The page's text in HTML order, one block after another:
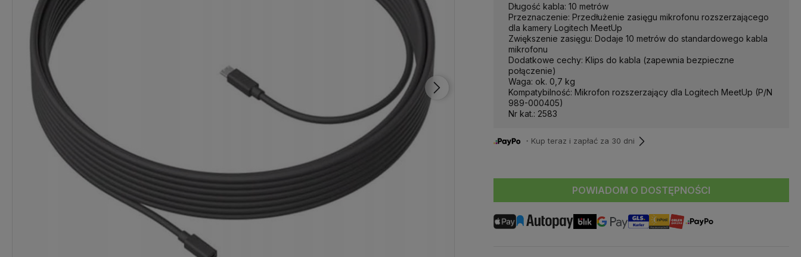
Długość kabla: 10 metrów
Przeznaczenie: Przedłużenie zasięgu mikrofonu rozszerzającego
dla kamery Logitech MeetUp
Zwiększenie zasięgu: Dodaje 10 metrów do standardowego kabla
mikrofonu
Dodatkowe cechy: Klips do kabla (zapewnia bezpieczne
połączenie)
Waga: ok. 0,7 kg
Kompatybilność: Mikrofon rozszerzający dla Logitech MeetUp (P/N
989-000405)
Nr kat.: 2583
・Kup teraz i zapłać za 30 dni
POWIADOM O DOSTĘPNOŚCI